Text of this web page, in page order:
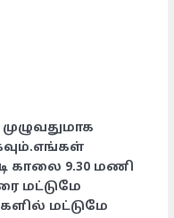
காலை 9.30 மணி
மட்டுமே
மட்டுமே